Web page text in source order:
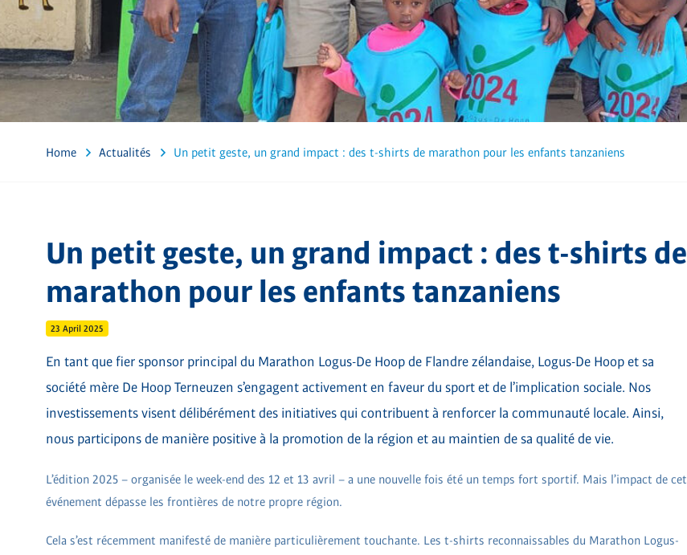
Home Actualités Un petit geste, un grand impact : des t-shirts de marathon pour les enfants tanzaniens
Un petit geste, un grand impact : des t-shirts de
marathon pour les enfants tanzaniens
23 April 2025
En tant que fier sponsor principal du Marathon Logus-De Hoop de Flandre zélandaise, Logus-De Hoop et sa
société mère De Hoop Terneuzen s’engagent activement en faveur du sport et de l’implication sociale. Nos
investissements visent délibérément des initiatives qui contribuent à renforcer la communauté locale. Ainsi,
nous participons de manière positive à la promotion de la région et au maintien de sa qualité de vie.
L’édition 2025 – organisée le week-end des 12 et 13 avril – a une nouvelle fois été un temps fort sportif. Mais l’impact de cet
événement dépasse les frontières de notre propre région.
Cela s’est récemment manifesté de manière particulièrement touchante. Les t-shirts reconnaissables du Marathon Logus-